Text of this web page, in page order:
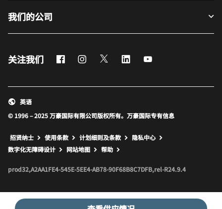
我们的公司
关注我们 FacebookInstagram
Twitter LinkedIn
© 1996 – 2025 万豪国际有限公司版权所有。万豪国际专有信息
英语
招贤纳士 使用条款 计划细则及条款
隐私中心
数字化无障碍设计
网站地图 打开新窗口
帮助
prod32,A2AA1FE4-545E-5EE4-AB78-90F68B8C7DFB,rel-R24.9.4